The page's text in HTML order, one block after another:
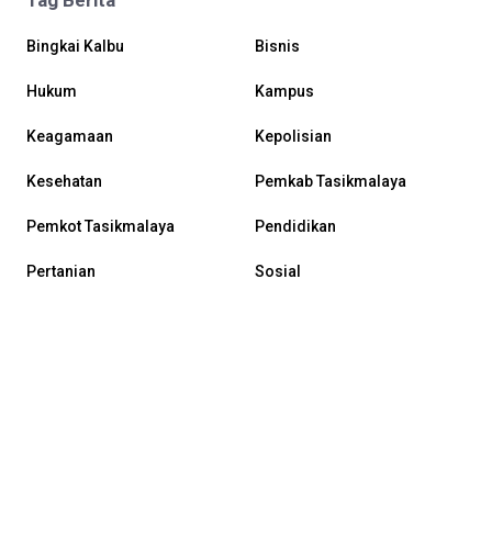
Bingkai Kalbu Bisnis
Hukum Kampus
Keagamaan Kepolisian
Kesehatan Pemkab Tasikmalaya
Pemkot Tasikmalaya Pendidikan
Pertanian Sosial